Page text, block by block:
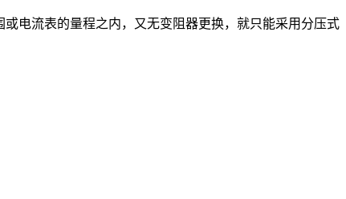
电流表的量程之内，又无变阻器更换，就只能采用分压式